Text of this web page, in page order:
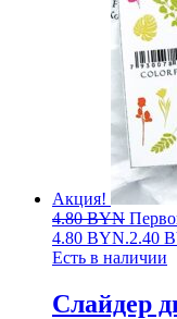
Акция!
4.80BYN
4.80 BYN.2.40
Есть в наличии
Слайдер